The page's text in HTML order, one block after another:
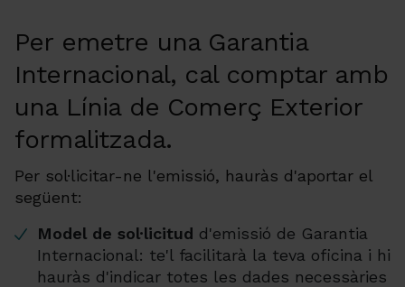
Per emetre una Garantia
Internacional, cal comptar amb
una Línia de Comerç Exterior
formalitzada.
Per sol·licitar-ne l'emissió, hauràs d'aportar el
següent:
Model de sol·licitud d'emissió de Garantia
Internacional: te'l facilitarà la teva oficina i hi
hauràs d'indicar totes les dades necessàries